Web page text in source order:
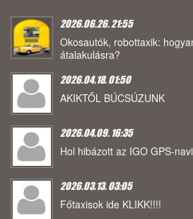
2026.06.26. 21:55
Okosautók, robottaxik:
átalakulásra?
2026.04.18. 01:50
AKIKTŐL BÚCSÚZUNK
2026.04.09. 16:35
Hol hibázott az IGO GPS-
2026.03.13. 03:05
Főtaxisok ide KLIKK!!!!